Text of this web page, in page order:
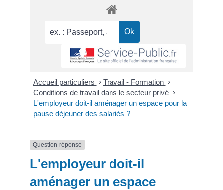
Accueil particuliers > Travail - Formation >
Conditions de travail dans le secteur privé >
L'employeur doit-il aménager un espace pour la
pause déjeuner des salariés ?
Question-réponse
L'employeur doit-il
aménager un espace